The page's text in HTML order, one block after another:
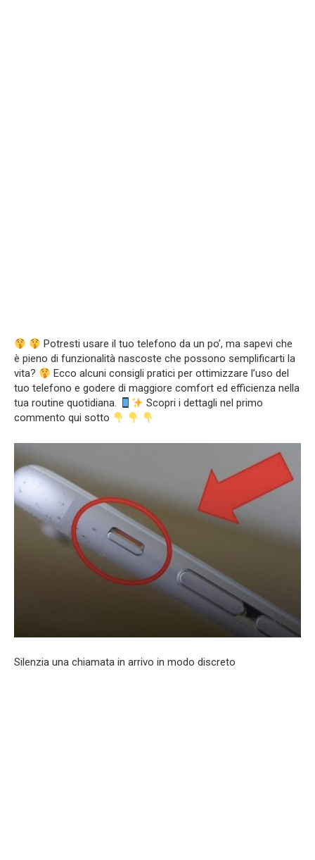
Potresti usare il tuo telefono da un po’, ma sapevi che
è pieno di funzionalità nascoste che possono semplificarti la
vita?
Ecco alcuni consigli pratici per ottimizzare l’uso del
tuo telefono e godere di maggiore comfort ed efficienza nella
tua routine quotidiana.
Scopri i dettagli nel primo
commento qui sotto
Silenzia una chiamata in arrivo in modo discreto